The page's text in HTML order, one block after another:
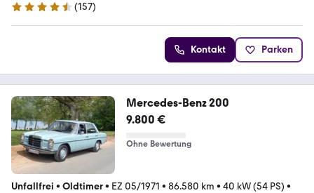
4.3 Sterne
(157)
Kontakt Parken
Mercedes-Benz 200
9.800 €
Ohne Bewertung
Unfallfrei • Oldtimer• EZ 05/1971 • 86.580 km • 40 kW (54 PS) •